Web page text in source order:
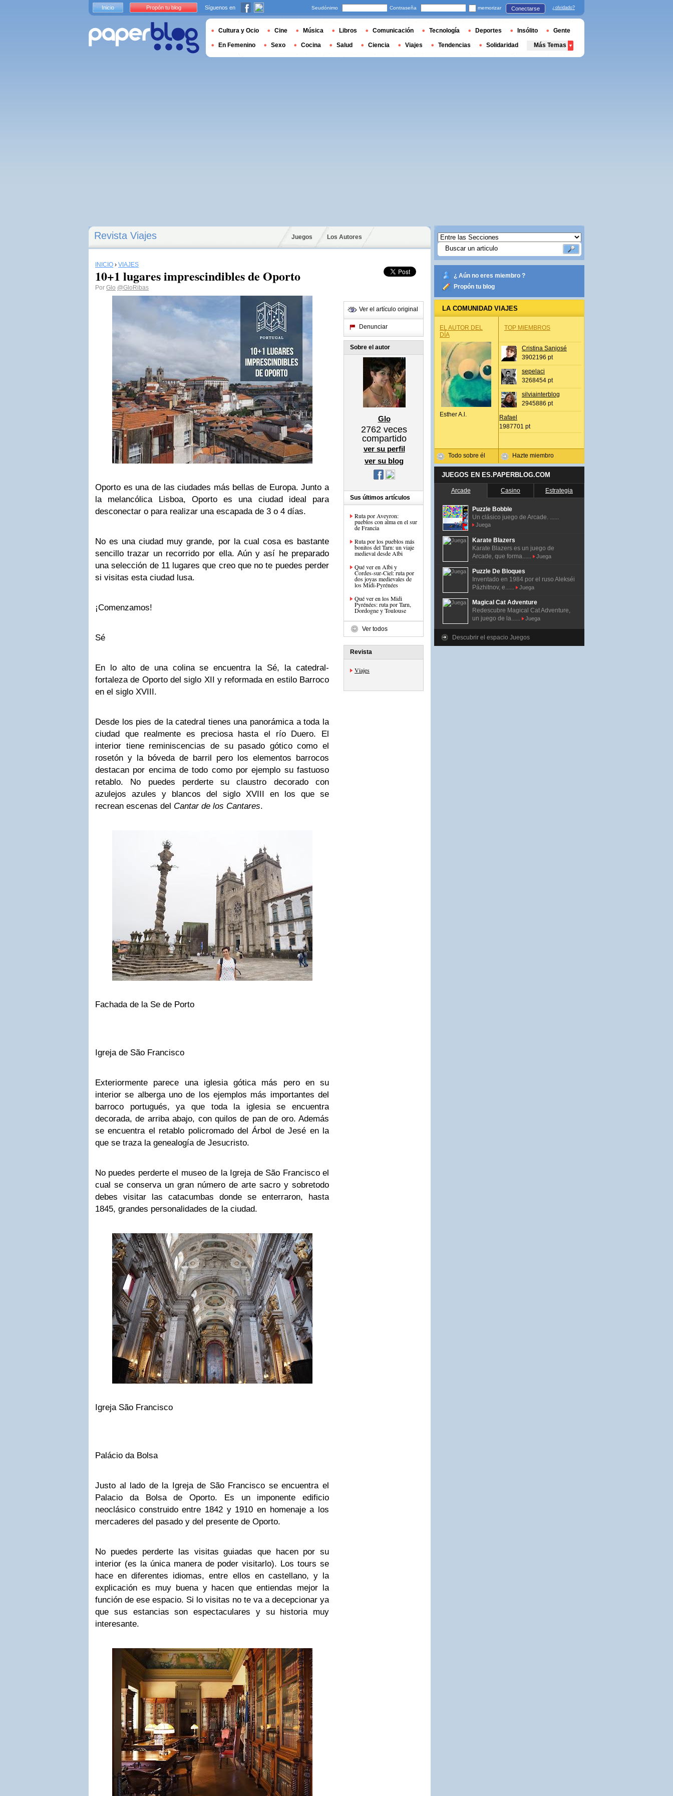
Revista Viajes Juegos Los Autores
INICIO › VIAJES
10+1 lugares imprescindibles de Oporto
Por Glo @GloRibas
Oporto es una de las ciudades más bellas de Europa. Junto a
la melancólica Lisboa, Oporto es una ciudad ideal para
desconectar o para realizar una escapada de 3 o 4 días.
No es una ciudad muy grande, por la cual cosa es bastante
sencillo trazar un recorrido por ella. Aún y así he preparado
una selección de 11 lugares que creo que no te puedes perder
si visitas esta ciudad lusa.
¡Comenzamos!
Sé
En lo alto de una colina se encuentra la Sé, la catedral-
fortaleza de Oporto del siglo XII y reformada en estilo Barroco
en el siglo XVIII.
Desde los pies de la catedral tienes una panorámica a toda la
ciudad que realmente es preciosa hasta el río Duero. El
interior tiene reminiscencias de su pasado gótico como el
rosetón y la bóveda de barril pero los elementos barrocos
destacan por encima de todo como por ejemplo su fastuoso
retablo. No puedes perderte su claustro decorado con
azulejos azules y blancos del siglo XVIII en los que se
recrean escenas del Cantar de los Cantares.
Fachada de la Se de Porto
Igreja de São Francisco
Exteriormente parece una iglesia gótica más pero en su
interior se alberga uno de los ejemplos más importantes del
barroco portugués, ya que toda la iglesia se encuentra
decorada, de arriba abajo, con quilos de pan de oro. Además
se encuentra el retablo policromado del Árbol de Jesé en la
que se traza la genealogía de Jesucristo.
No puedes perderte el museo de la Igreja de São Francisco el
cual se conserva un gran número de arte sacro y sobretodo
debes visitar las catacumbas donde se enterraron, hasta
1845, grandes personalidades de la ciudad.
Igreja São Francisco
Palácio da Bolsa
Justo al lado de la Igreja de São Francisco se encuentra el
Palacio da Bolsa de Oporto. Es un imponente edificio
neoclásico construido entre 1842 y 1910 en homenaje a los
mercaderes del pasado y del presente de Oporto.
No puedes perderte las visitas guiadas que hacen por su
interior (es la única manera de poder visitarlo). Los tours se
hace en diferentes idiomas, entre ellos en castellano, y la
explicación es muy buena y hacen que entiendas mejor la
función de ese espacio. Si lo visitas no te va a decepcionar ya
que sus estancias son espectaculares y su historia muy
interesante.
Ver el artículo original
Denunciar
Sobre el autor
Glo
2762 veces
compartido
ver su perfil
ver su blog
Sus últimos artículos
Ruta por Aveyron:
pueblos con alma en el sur
de Francia
Ruta por los pueblos más
bonitos del Tarn: un viaje
medieval desde Albi
Qué ver en Albi y
Cordes‑sur‑Ciel: ruta por
dos joyas medievales de
los Midi‑Pyrénées
Qué ver en los Midi
Pyrénées: ruta por Tarn,
Dordogne y Toulouse
Ver todos
Revista
Viajes
¿ Aún no eres miembro ?
Propón tu blog
LA COMUNIDAD VIAJES
EL AUTOR DEL
DÍA
Esther A.l.
Todo sobre él
TOP MIEMBROS
Cristina Sanjosé
3902196 pt
sepelaci
3268454 pt
silviainterblog
2945886 pt
Rafael
1987701 pt
Hazte miembro
JUEGOS EN ES.PAPERBLOG.COM
Arcade Casino Estrategia
Puzzle Bobble
Un clásico juego de Arcade. ......
Juega
Karate Blazers
Karate Blazers es un juego de
Arcade, que forma......
Juega
Puzzle De Bloques
Inventado en 1984 por el ruso Alekséi
Pázhitnov, e......
Juega
Magical Cat Adventure
Redescubre Magical Cat Adventure,
un juego de la......
Juega
Descubrir el espacio Juegos
Inicio Propón tu blog Síguenos en Seudónimo Contraseña memorizar Conectarse ¿olvidado?
Cultura y Ocio Cine Música Libros Comunicación Tecnología Deportes Insólito Gente
En Femenino Sexo Cocina Salud Ciencia Viajes Tendencias Solidaridad Más Temas